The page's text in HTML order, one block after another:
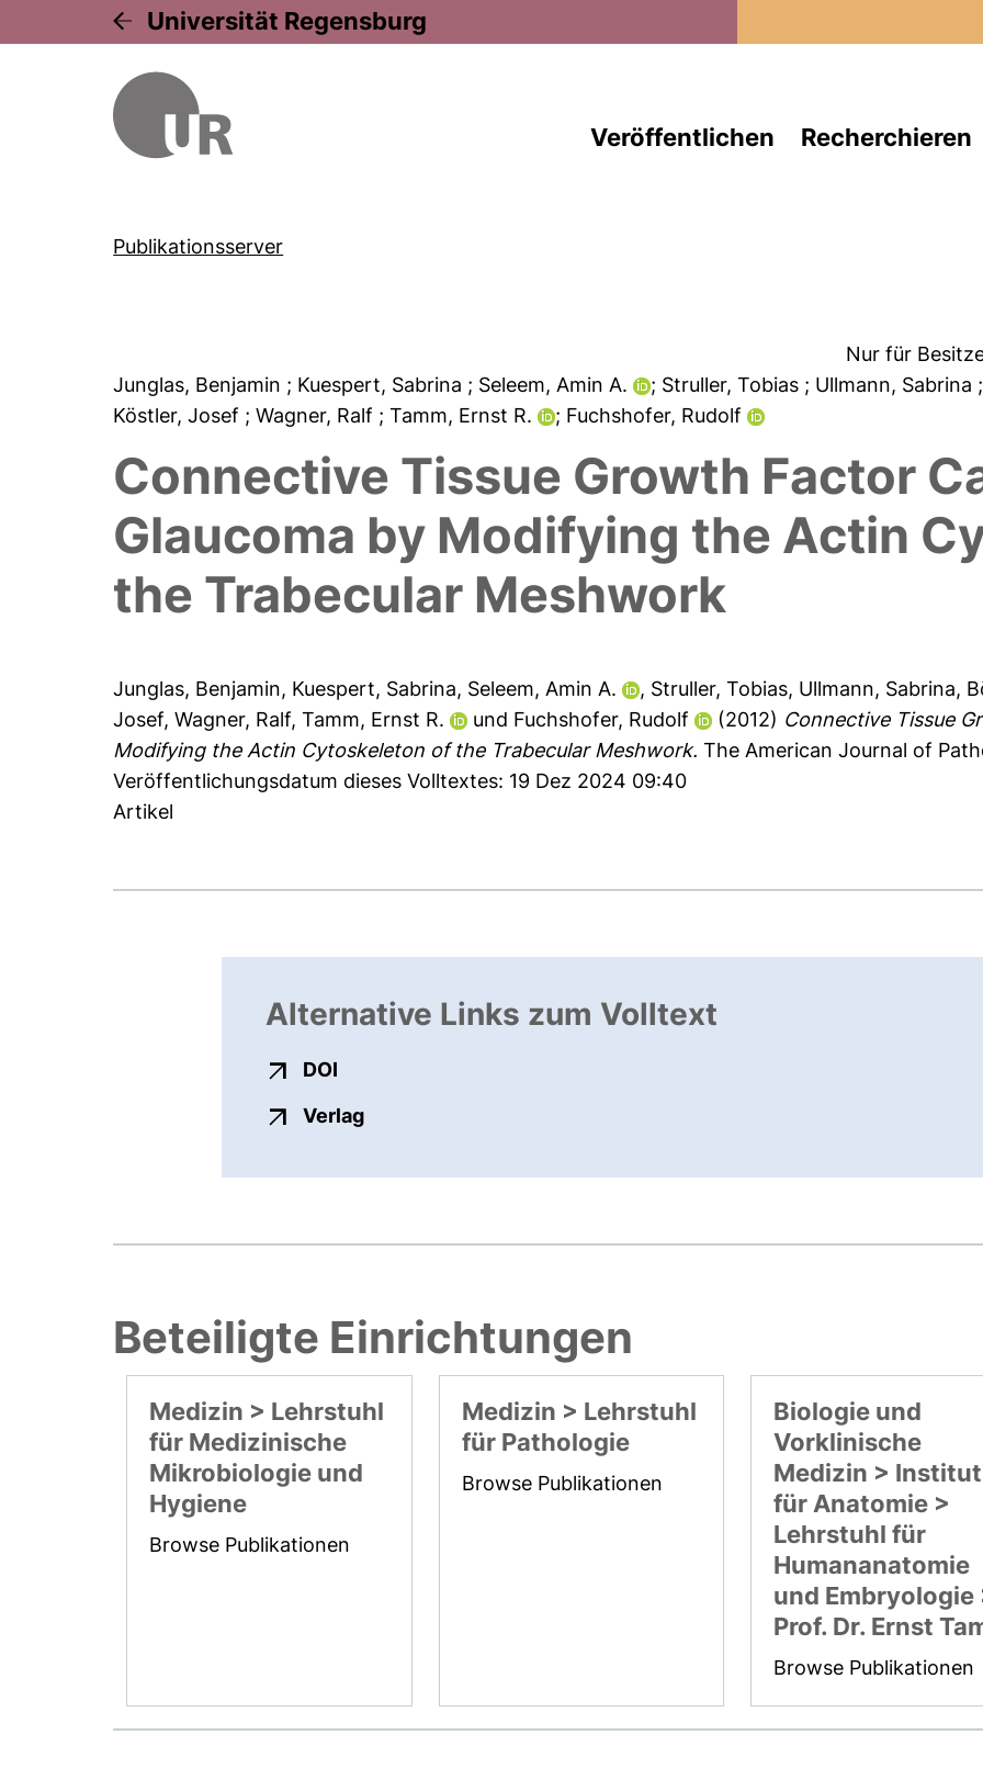
Universität Regensburg
Veröffentlichen Recherchieren
Publikationsserver
Nur für
Junglas, Benjamin ; Kuespert, Sabrina ; Seleem, Amin A. ; Struller, Tobias ; Ullmann, Sabrina
Köstler, Josef ; Wagner, Ralf ; Tamm, Ernst R. ; Fuchshofer, Rudolf
Connective Tissue Growth Factor
Glaucoma by Modifying the Actin
the Trabecular Meshwork
Junglas, Benjamin, Kuespert, Sabrina, Seleem, Amin A. , Struller, Tobias, Ullmann, Sabrina,
Josef,Wagner, Ralf,Tamm, Ernst R. und Fuchshofer, Rudolf (2012) Connective Tissue
Modifying the Actin Cytoskeleton of the Trabecular Meshwork. The American Journal of
Veröffentlichungsdatum dieses Volltextes: 19 Dez 2024 09:40
Artikel
Alternative Links zum Volltext
DOI
Verlagexterner Link, öffnet neues Fenster
Beteiligte Einrichtungen
Medizin > Lehrstuhl
für Medizinische
Mikrobiologie und
Hygiene
Browse Publikationen
Medizin > Lehrstuhl
für Pathologie
Browse Publikationen
Biologie und
Vorklinische
Medizin > Institut
für Anatomie >
Lehrstuhl für
Humananatomie
und Embryologie
Prof. Dr. Ernst
Browse Publikationen